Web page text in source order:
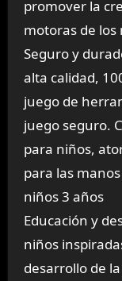
promover la
motoras de los
Seguro y
alta calidad,
juego de
juego seguro.
para niños,
para las
niños 3 años
Educación y
niños
desarrollo de